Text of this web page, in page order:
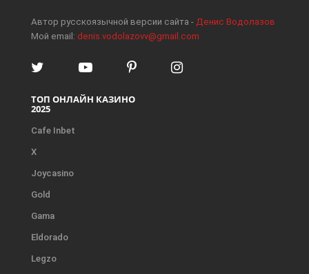
Автор русскоязычной версии сайта - Денис Водолазов
Мой email: denis.vodolazovv@gmail.com
ТОП ОНЛАЙН КАЗИНО
2025
Cafe Inbet
X
Joycasino
Gold
Gama
Eldorado
Legzo